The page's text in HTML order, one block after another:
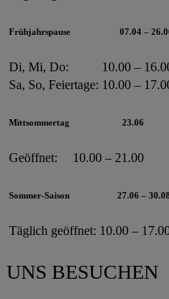
Frühjahrspause 07.04 –
Di, Mi, Do:
10.00 –
Sa, So, Feiertage: 10.00 –
Mittsommertag 23.06
Geöffnet: 10.00 – 21.00
Sommer-Saison 27.06 – 30.08
Täglich geöffnet: 10.00 –
UNS BESUCHEN